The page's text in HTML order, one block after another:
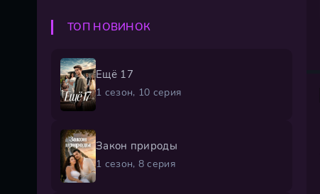
ТОП НОВИНОК
Ещё 17
1 сезон, 10 серия
Закон природы
1 сезон, 8 серия